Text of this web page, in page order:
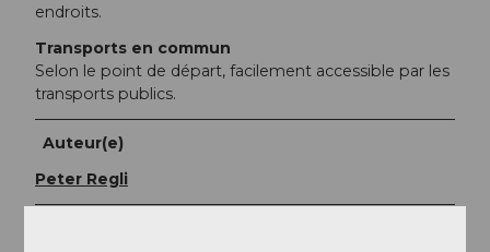
endroits.
Transports en commun
Selon le point de départ, facilement accessible par les
transports publics.
Auteur(e)
Peter Regli